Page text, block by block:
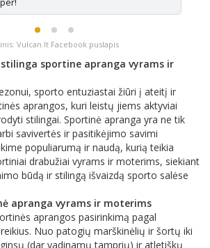
Vulcan.lt Facebook puslapis
stilinga sportine apranga vyrams ir
sporto entuziastai žiūri į ateitį ir
aprangos, kuri leistų jiems aktyviai
stilingai. Sportinė apranga yra ne tik
savivertės ir pasitikėjimo savimi
populiarumą ir naudą, kurią teikia
drabužiai vyrams ir moterims, siekiant
būdą ir stilingą išvaizdą sporto salėse
apranga vyrams ir moterims
aprangos pasirinkimą pagal
Nuo patogių marškinėlių ir šortų iki
(dar vadinamų tamprių) ir atletiškų